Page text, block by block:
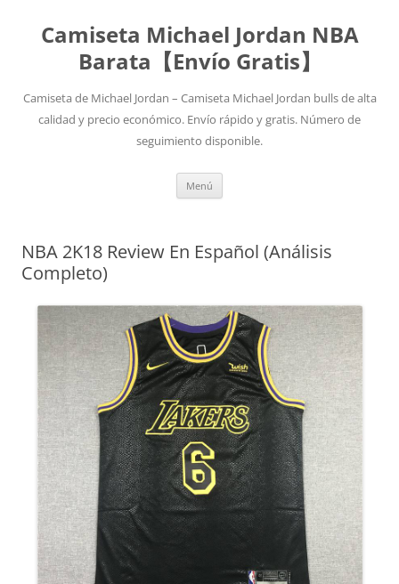
Camiseta Michael Jordan NBA
Barata【Envío Gratis】
Camiseta de Michael Jordan – Camiseta Michael Jordan bulls de alta
calidad y precio económico. Envío rápido y gratis. Número de
seguimiento disponible.
Menú
NBA 2K18 Review En Español (Análisis
Completo)